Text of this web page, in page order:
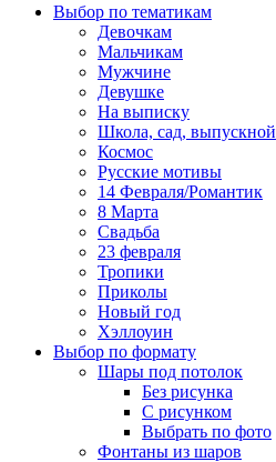
Выбор по тематикам
Девочкам
Мальчикам
Мужчине
Девушке
На выписку
Школа, сад, выпускной
Космос
Русские мотивы
14 Февраля/Романтик
8 Марта
Свадьба
23 февраля
Тропики
Приколы
Новый год
Хэллоуин
Выбор по формату
Шары под потолок
Без рисунка
С рисунком
Выбрать по фото
Фонтаны из шаров